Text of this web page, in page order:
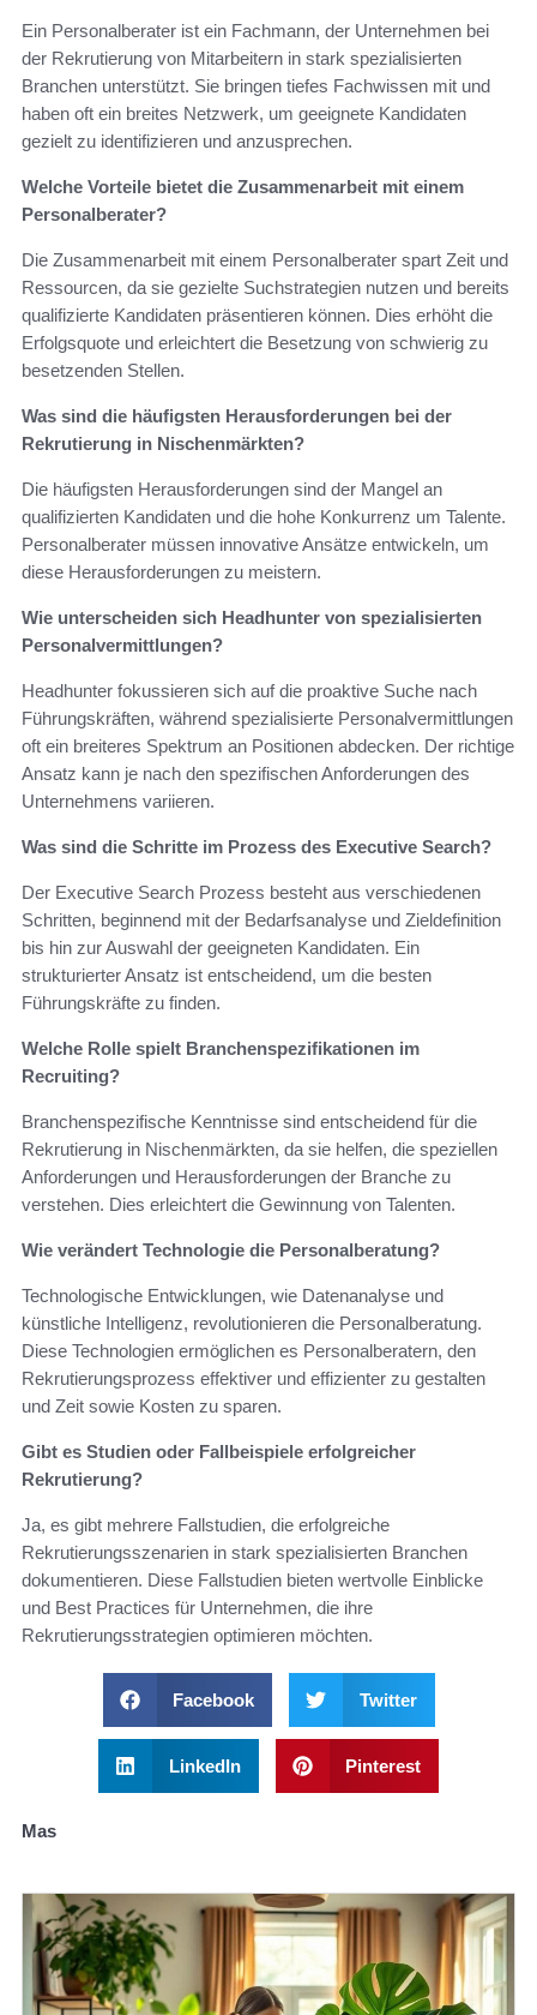
Ein Personalberater ist ein Fachmann, der Unternehmen bei
der Rekrutierung von Mitarbeitern in stark spezialisierten
Branchen unterstützt. Sie bringen tiefes Fachwissen mit und
haben oft ein breites Netzwerk, um geeignete Kandidaten
gezielt zu identifizieren und anzusprechen.
Welche Vorteile bietet die Zusammenarbeit mit einem
Personalberater?
Die Zusammenarbeit mit einem Personalberater spart Zeit und
Ressourcen, da sie gezielte Suchstrategien nutzen und bereits
qualifizierte Kandidaten präsentieren können. Dies erhöht die
Erfolgsquote und erleichtert die Besetzung von schwierig zu
besetzenden Stellen.
Was sind die häufigsten Herausforderungen bei der
Rekrutierung in Nischenmärkten?
Die häufigsten Herausforderungen sind der Mangel an
qualifizierten Kandidaten und die hohe Konkurrenz um Talente.
Personalberater müssen innovative Ansätze entwickeln, um
diese Herausforderungen zu meistern.
Wie unterscheiden sich Headhunter von spezialisierten
Personalvermittlungen?
Headhunter fokussieren sich auf die proaktive Suche nach
Führungskräften, während spezialisierte Personalvermittlungen
oft ein breiteres Spektrum an Positionen abdecken. Der richtige
Ansatz kann je nach den spezifischen Anforderungen des
Unternehmens variieren.
Was sind die Schritte im Prozess des Executive Search?
Der Executive Search Prozess besteht aus verschiedenen
Schritten, beginnend mit der Bedarfsanalyse und Zieldefinition
bis hin zur Auswahl der geeigneten Kandidaten. Ein
strukturierter Ansatz ist entscheidend, um die besten
Führungskräfte zu finden.
Welche Rolle spielt Branchenspezifikationen im
Recruiting?
Branchenspezifische Kenntnisse sind entscheidend für die
Rekrutierung in Nischenmärkten, da sie helfen, die speziellen
Anforderungen und Herausforderungen der Branche zu
verstehen. Dies erleichtert die Gewinnung von Talenten.
Wie verändert Technologie die Personalberatung?
Technologische Entwicklungen, wie Datenanalyse und
künstliche Intelligenz, revolutionieren die Personalberatung.
Diese Technologien ermöglichen es Personalberatern, den
Rekrutierungsprozess effektiver und effizienter zu gestalten
und Zeit sowie Kosten zu sparen.
Gibt es Studien oder Fallbeispiele erfolgreicher
Rekrutierung?
Ja, es gibt mehrere Fallstudien, die erfolgreiche
Rekrutierungsszenarien in stark spezialisierten Branchen
dokumentieren. Diese Fallstudien bieten wertvolle Einblicke
und Best Practices für Unternehmen, die ihre
Rekrutierungsstrategien optimieren möchten.
Facebook Twitter
LinkedIn Pinterest
Mas